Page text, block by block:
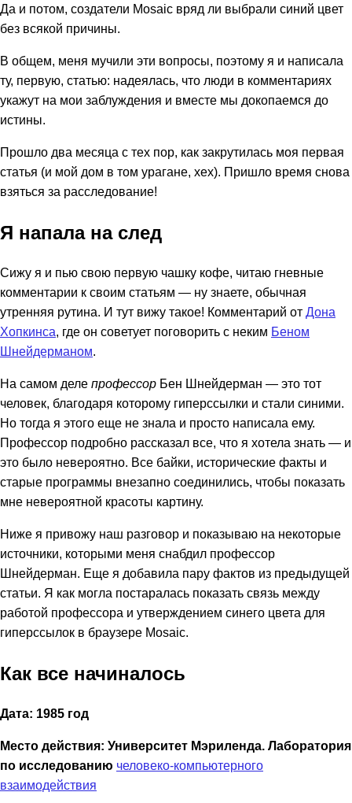
Да и потом, создатели Mosaic вряд ли выбрали синий цвет
без всякой причины.
В общем, меня мучили эти вопросы, поэтому я и написала
ту, первую, статью: надеялась, что люди в комментариях
укажут на мои заблуждения и вместе мы докопаемся до
истины.
Прошло два месяца с тех пор, как закрутилась моя первая
статья (и мой дом в том урагане, хех). Пришло время снова
взяться за расследование!
Я напала на след
Сижу я и пью свою первую чашку кофе, читаю гневные
комментарии к своим статьям — ну знаете, обычная
утренняя рутина. И тут вижу такое! Комментарий от Дона
Хопкинса, где он советует поговорить с неким Беном
Шнейдерманом.
На самом деле профессор Бен Шнейдерман — это тот
человек, благодаря которому гиперссылки и стали синими.
Но тогда я этого еще не знала и просто написала ему.
Профессор подробно рассказал все, что я хотела знать — и
это было невероятно. Все байки, исторические факты и
старые программы внезапно соединились, чтобы показать
мне невероятной красоты картину.
Ниже я привожу наш разговор и показываю на некоторые
источники, которыми меня снабдил профессор
Шнейдерман. Еще я добавила пару фактов из предыдущей
статьи. Я как могла постаралась показать связь между
работой профессора и утверждением синего цвета для
гиперссылок в браузере Mosaic.
Как все начиналось
Дата: 1985 год
Место действия: Университет Мэриленда. Лаборатория
по исследованию человеко-компьютерного
взаимодействия